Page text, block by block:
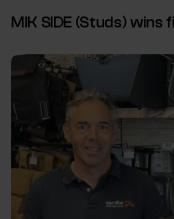
MIK SIDE (Studs)